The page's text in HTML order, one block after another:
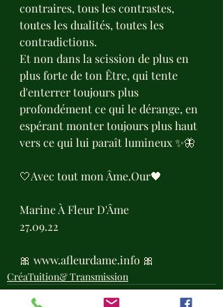
contraires, tous les contrastes,
toutes les dualités, toutes les
contradictions.
Et non dans la scission de plus en
plus forte de ton Être, qui tente
d'enterrer toujours plus
profondément ce qui le dérange, en
espérant monter toujours plus haut
vers ce qui lui paraît lumineux ✨️🦋
🤍Avec tout mon Âme.Our🖤
Marine À Fleur D'Âme
27.09.22
🎀 www.afleurdame.info 🎀
CréaTuition& Transmission